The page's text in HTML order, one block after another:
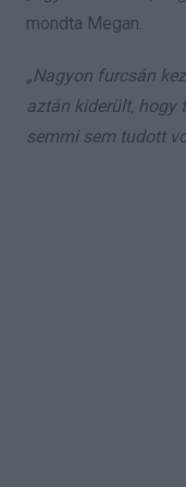
mondta Megan.
„Nagyon furcsán
aztán kiderült, hogy
semmi sem tudott